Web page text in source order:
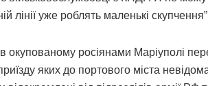
лінії уже роблять маленькі
росіянами Маріуполі
яких до портового міста